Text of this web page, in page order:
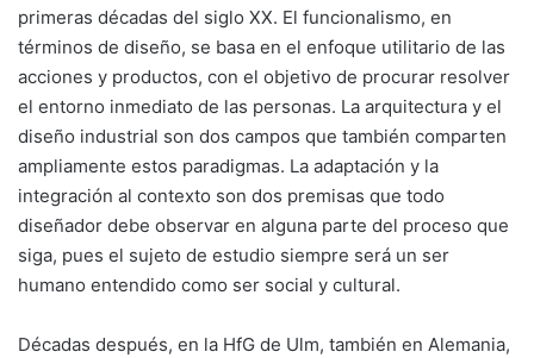
primeras décadas del siglo XX. El funcionalismo, en
términos de diseño, se basa en el enfoque utilitario de las
acciones y productos, con el objetivo de procurar resolver
el entorno inmediato de las personas. La arquitectura y el
diseño industrial son dos campos que también comparten
ampliamente estos paradigmas. La adaptación y la
integración al contexto son dos premisas que todo
diseñador debe observar en alguna parte del proceso que
siga, pues el sujeto de estudio siempre será un ser
humano entendido como ser social y cultural.
Décadas después, en la HfG de Ulm, también en Alemania,